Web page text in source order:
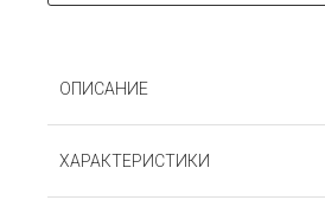
ОПИСАНИЕ
Брюки. Футер с начёсом (100%
ХАРАКТЕРИСТИКИ